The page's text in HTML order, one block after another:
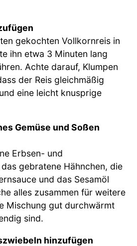
gekochten Vollkornreis in
ihn etwa 3 Minuten lang
Achte darauf, Klumpen
der Reis gleichmäßig
eine leicht knusprige
Gemüse und Soßen
Erbsen- und
gebratene Hähnchen, die
und das Sesamöl
alles zusammen für weitere
Mischung gut durchwärmt
sind.
hinzufügen